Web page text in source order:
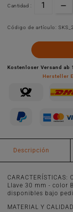
Cantidad :
Código de artículo:
Kostenloser Versand ab
Hersteller
Descripción
Llave 30 mm - color
disponibles bajo
MATERIAL Y